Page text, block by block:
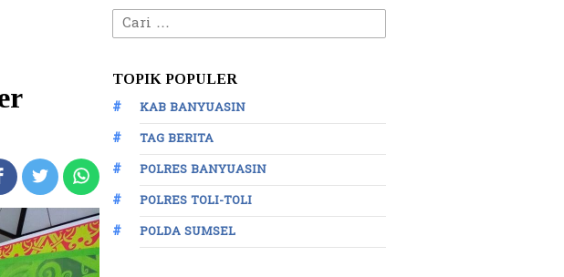
Cari
untuk:
TOPIK POPULER
KAB BANYUASIN
TAG BERITA
POLRES BANYUASIN
POLRES TOLI-TOLI
POLDA SUMSEL